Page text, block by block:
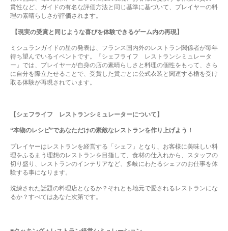
貫性など、ガイドの有名な評価方法と同じ基準に基づいて、プレイヤーの料
理の素晴らしさが評価されます。
【現実の受賞と同じような喜びを体験できるゲーム内の再現】
ミシュランガイドの星の発表は、フランス国内外のレストラン関係者が毎年
待ち望んでいるイベントです。『シェフライフ レストランシミュレータ
ー』では、プレイヤーが自身の店の素晴らしさと料理の個性をもって、さら
に自分を際立たせることで、受賞した賞ごとに公式衣装と関連する楯を受け
取る体験が再現されています。
【シェフライフ レストランシミュレーターについて】
“本物のレシピ”であなただけの素敵なレストランを作り上げよう！
プレイヤーはレストランを経営する「シェフ」となり、お客様に美味しい料
理をふるまう理想のレストランを目指して、食材の仕入れから、スタッフの
切り盛り、レストランのインテリアなど、多岐にわたるシェフのお仕事を体
験する事になります。
洗練された話題の料理店となるか？それとも地元で愛されるレストランにな
るか？すべてはあなた次第です。